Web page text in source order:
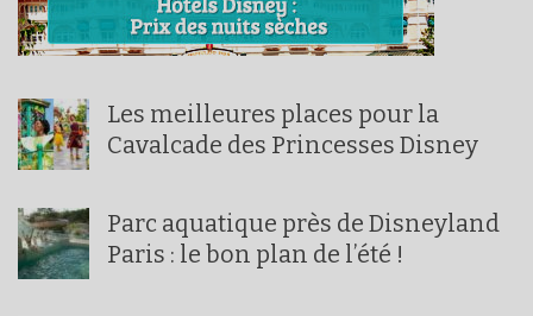
Les meilleures places pour la
Cavalcade des Princesses Disney
Parc aquatique près de Disneyland
Paris : le bon plan de l’été !